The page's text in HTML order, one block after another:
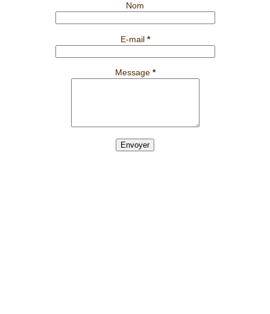
Nom
E-mail *
Message *